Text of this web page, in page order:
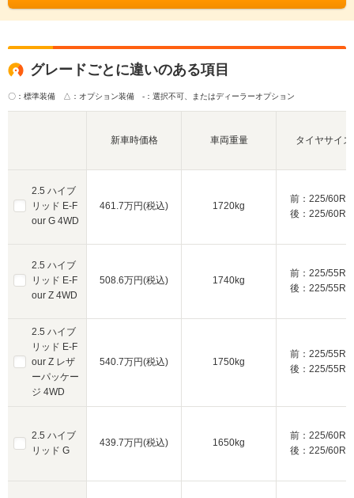
グレードごとに違いのある項目
〇：標準装備 △：オプション装備 -：選択不可、またはディーラーオプション
2.5 ハイブ
リッド E-F
our G 4WD
2.5 ハイブ
リッド E-F
our Z 4WD
2.5 ハイブ
リッド E-F
our Z レザ
ーパッケー
ジ 4WD
2.5 ハイブ
リッド G
新車時価格 車両重量 タイヤサイズ
461.7万円(税込) 1720kg
前：225/
後：225/
508.6万円(税込) 1740kg
前：225/
後：225/
540.7万円(税込) 1750kg
前：225/
後：225/
439.7万円(税込) 1650kg
前：225/
後：225/